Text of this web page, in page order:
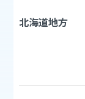
北海道地方